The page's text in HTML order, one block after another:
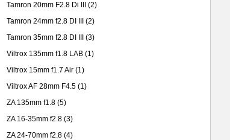
Tamron 20mm F2.8 Di III
(2)
Tamron 24mm f2.8 DI III
(2)
Tamron 35mm f2.8 DI III
(3)
Viltrox 135mm f1.8 LAB (1)
Viltrox 15mm f1.7 Air (1)
Viltrox AF 28mm F4.5 (1)
ZA 135mm f1.8 (5)
ZA 16-35mm f2.8 (3)
ZA 24-70mm f2.8 (4)